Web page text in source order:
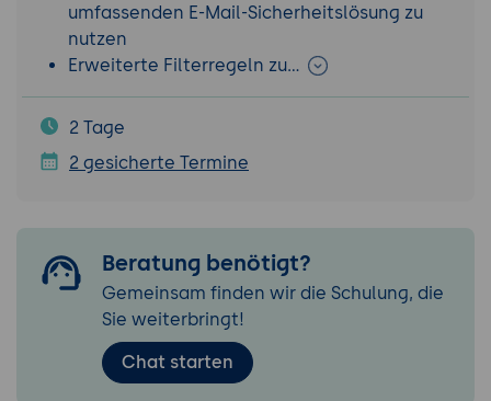
umfassenden E-Mail-Sicherheitslösung zu
nutzen
Erweiterte Filterregeln zu…
2 Tage
2 gesicherte Termine
Beratung benötigt?
Gemeinsam finden wir die Schulung, die
Sie weiterbringt!
Chat starten